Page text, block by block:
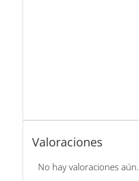
Valoraciones
No hay valoraciones aún.